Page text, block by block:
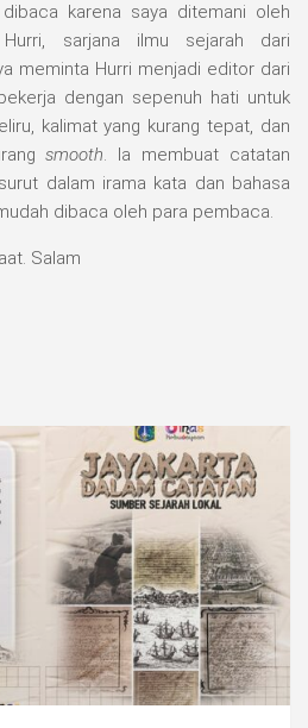
karena saya ditemani oleh
sarjana ilmu sejarah dari
meminta Hurri menjadi editor dari
dengan sepenuh hati untuk
kalimat yang kurang tepat, dan
smooth. Ia membuat catatan
dalam irama kata dan bahasa
dibaca oleh para pembaca.
Salam